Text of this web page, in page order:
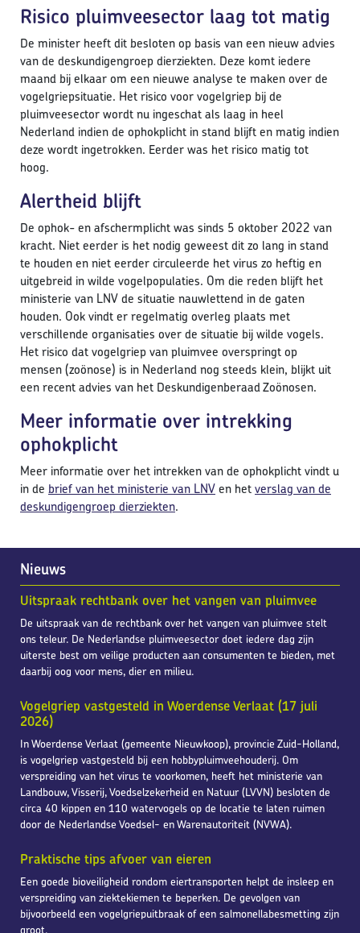
Nieuws
Uitspraak rechtbank over het vangen van pluimvee
De uitspraak van de rechtbank over het vangen van pluimvee stelt
ons teleur. De Nederlandse pluimveesector doet iedere dag zijn
uiterste best om veilige producten aan consumenten te bieden, met
daarbij oog voor mens, dier en milieu.
Vogelgriep vastgesteld in Woerdense Verlaat (17 juli
2026)
In Woerdense Verlaat (gemeente Nieuwkoop), provincie Zuid-Holland,
is vogelgriep vastgesteld bij een hobbypluimveehouderij. Om
verspreiding van het virus te voorkomen, heeft het ministerie van
Landbouw, Visserij, Voedselzekerheid en Natuur (LVVN) besloten de
circa 40 kippen en 110 watervogels op de locatie te laten ruimen
door de Nederlandse Voedsel- en Warenautoriteit (NVWA).
Praktische tips afvoer van eieren
Een goede bioveiligheid rondom eiertransporten helpt de insleep en
verspreiding van ziektekiemen te beperken. De gevolgen van
bijvoorbeeld een vogelgriepuitbraak of een salmonellabesmetting zijn
groot.
Risico pluimveesector laag tot matig
De minister heeft dit besloten op basis van een nieuw advies
van de deskundigengroep dierziekten. Deze komt iedere
maand bij elkaar om een nieuwe analyse te maken over de
vogelgriepsituatie. Het risico voor vogelgriep bij de
pluimveesector wordt nu ingeschat als laag in heel
Nederland indien de ophokplicht in stand blijft en matig indien
deze wordt ingetrokken. Eerder was het risico matig tot
hoog.
Alertheid blijft
De ophok- en afschermplicht was sinds 5 oktober 2022 van
kracht. Niet eerder is het nodig geweest dit zo lang in stand
te houden en niet eerder circuleerde het virus zo heftig en
uitgebreid in wilde vogelpopulaties. Om die reden blijft het
ministerie van LNV de situatie nauwlettend in de gaten
houden. Ook vindt er regelmatig overleg plaats met
verschillende organisaties over de situatie bij wilde vogels.
Het risico dat vogelgriep van pluimvee overspringt op
mensen (zoönose) is in Nederland nog steeds klein, blijkt uit
een recent advies van het Deskundigenberaad Zoönosen.
Meer informatie over intrekking
ophokplicht
Meer informatie over het intrekken van de ophokplicht vindt u
in de brief van het ministerie van LNVen hetverslag van de
deskundigengroep dierziekten.